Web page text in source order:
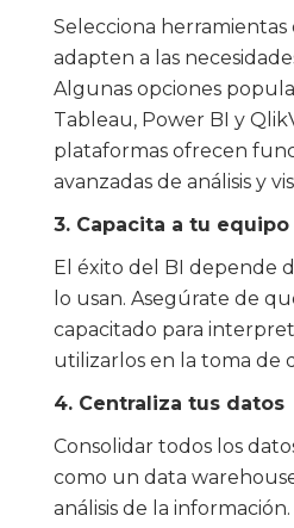
Selecciona herramientas
adapten a las
Algunas opciones
Tableau, Power BI y
plataformas ofrecen
avanzadas de análisis y
3. Capacita a tu equipo
El éxito del BI depende
lo usan. Asegúrate de
capacitado para
utilizarlos en la toma de
4. Centraliza tus datos
Consolidar todos los
como un data
análisis de la información.